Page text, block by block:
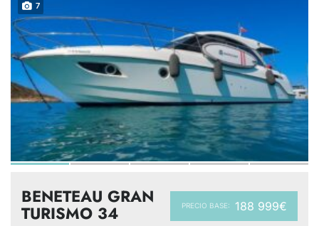
7
PRECIO BASE: 188 999€
BENETEAU GRAN
TURISMO 34